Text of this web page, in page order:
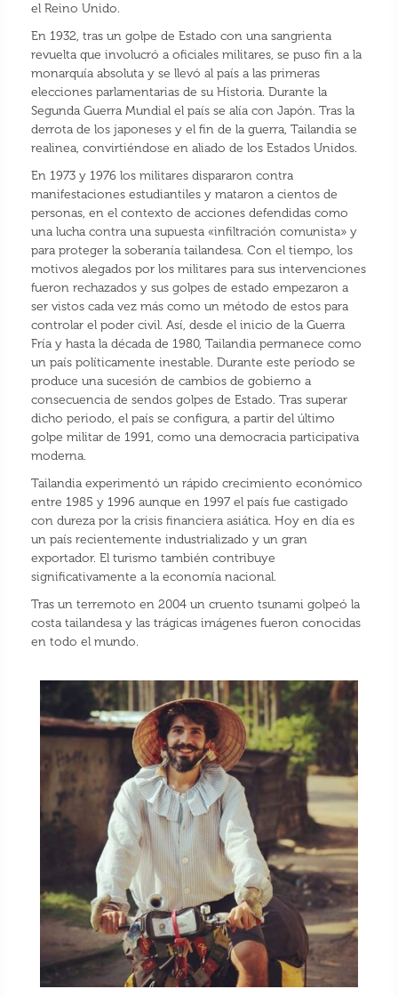
el Reino Unido.
En 1932, tras un golpe de Estado con una sangrienta
revuelta que involucró a oficiales militares, se puso fin a la
monarquía absoluta y se llevó al país a las primeras
elecciones parlamentarias de su Historia. Durante la
Segunda Guerra Mundial el país se alía con Japón. Tras la
derrota de los japoneses y el fin de la guerra, Tailandia se
realinea, convirtiéndose en aliado de los Estados Unidos.
En 1973 y 1976 los militares dispararon contra
manifestaciones estudiantiles y mataron a cientos de
personas, en el contexto de acciones defendidas como
una lucha contra una supuesta «infiltración comunista» y
para proteger la soberanía tailandesa. Con el tiempo, los
motivos alegados por los militares para sus intervenciones
fueron rechazados y sus golpes de estado empezaron a
ser vistos cada vez más como un método de estos para
controlar el poder civil. Así, desde el inicio de la Guerra
Fría y hasta la década de 1980, Tailandia permanece como
un país políticamente inestable. Durante este período se
produce una sucesión de cambios de gobierno a
consecuencia de sendos golpes de Estado. Tras superar
dicho periodo, el país se configura, a partir del último
golpe militar de 1991, como una democracia participativa
moderna.
Tailandia experimentó un rápido crecimiento económico
entre 1985 y 1996 aunque en 1997 el país fue castigado
con dureza por la crisis financiera asiática. Hoy en día es
un país recientemente industrializado y un gran
exportador. El turismo también contribuye
significativamente a la economía nacional.
Tras un terremoto en 2004 un cruento tsunami golpeó la
costa tailandesa y las trágicas imágenes fueron conocidas
en todo el mundo.